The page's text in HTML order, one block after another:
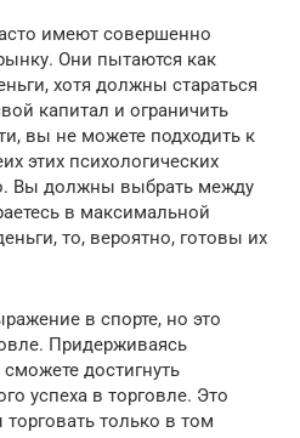
имеют совершенно
Они пытаются как
хотя должны стараться
капитал и ограничить
вы не можете подходить к
этих психологических
Вы должны выбрать между
в максимальной
то, вероятно, готовы их
в спорте, но это
Придерживаясь
достигнуть
успеха в торговле. Это
только в том